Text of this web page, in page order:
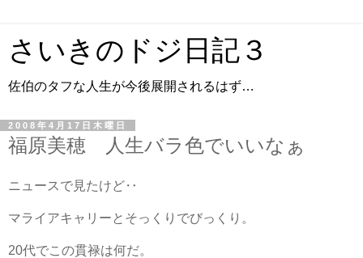
さいきのドジ日記３
佐伯のタフな人生が今後展開されるはず…
2008年4月17日木曜日
福原美穂 人生バラ色でいいなぁ
ニュースで見たけど‥
マライアキャリーとそっくりでびっくり。
20代でこの貫禄は何だ。